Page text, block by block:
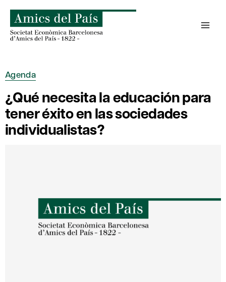
contenido
Agenda
¿Qué necesita la educación para
tener éxito en las sociedades
individualistas?